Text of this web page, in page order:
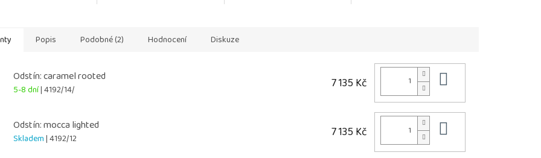
Popis Podobné (2) Hodnocení Diskuze
Odstín: caramel rooted
5-8 dní| 4192/14/ 7 135 Kč
Odstín: mocca lighted
Skladem| 4192/12 7 135 Kč